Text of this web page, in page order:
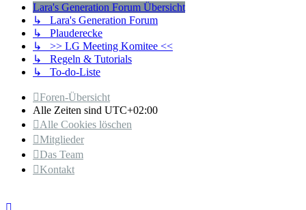
Lara's Generation Forum Übersicht
↳ Lara's Generation Forum
↳ Plauderecke
↳ >> LG Meeting Komitee <<
↳ Regeln & Tutorials
↳ To-do-Liste
Foren-Übersicht
Alle Zeiten sind UTC+02:00
Alle Cookies löschen
Mitglieder
Das Team
Kontakt